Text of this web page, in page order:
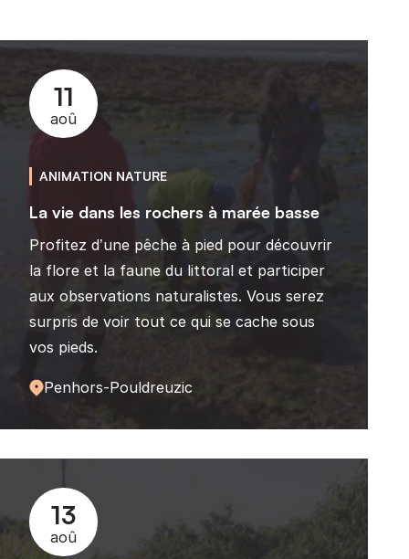
11
aoû
ANIMATION NATURE
La vie dans les rochers à marée basse
Profitez d’une pêche à pied pour découvrir
la flore et la faune du littoral et participer
aux observations naturalistes. Vous serez
surpris de voir tout ce qui se cache sous
vos pieds.
Penhors-Pouldreuzic
13
aoû